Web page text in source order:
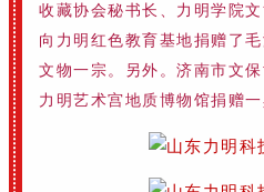
收藏协会秘书长、力明学院
向力明红色教育基地捐赠了
文物一宗。另外。济南市文
力明艺术宫地质博物馆捐赠